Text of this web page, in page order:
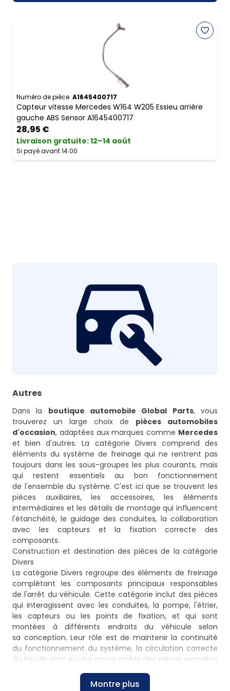
Numéro de pièce. A1645400717
Capteur vitesse Mercedes W164 W205 Essieu arrière
gauche ABS Sensor A1645400717
28,95 €
Livraison gratuite:12–14 août
Si payé avant 14:00
Autres
Dans la boutique automobile Global Parts, vous
trouverez un large choix de pièces automobiles
d'occasion, adaptées aux marques comme Mercedes
et bien d'autres. La catégorie Divers comprend des
éléments du système de freinage qui ne rentrent pas
toujours dans les sous-groupes les plus courants, mais
qui restent essentiels au bon fonctionnement
de l'ensemble du système. C'est ici que se trouvent les
pièces auxiliaires, les accessoires, les éléments
intermédiaires et les détails de montage qui influencent
l'étanchéité, le guidage des conduites, la collaboration
avec les capteurs et la fixation correcte des
composants.
Construction et destination des pièces de la catégorie
Divers
La catégorie Divers regroupe des éléments de freinage
complétant les composants principaux responsables
de l'arrêt du véhicule. Cette catégorie inclut des pièces
qui interagissent avec les conduites, la pompe, l'étrier,
les capteurs ou les points de fixation, et qui sont
montées à différents endroits du véhicule selon
sa conception. Leur rôle est de maintenir la continuité
du fonctionnement du système, la circulation correcte
du liquide ainsi qu'une assise stable des pièces exposées
Lors de la recherche de pièces pour un modèle
Montre plus